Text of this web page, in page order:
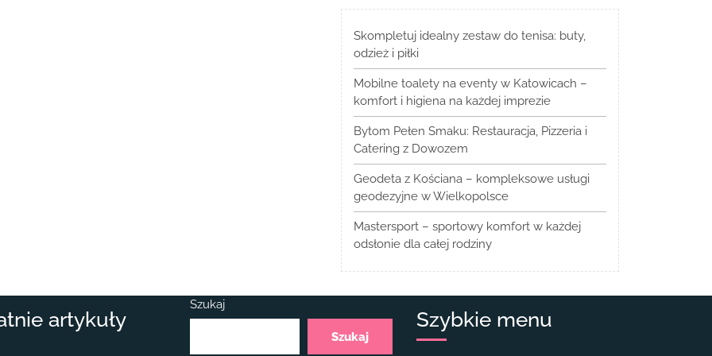
Skompletuj idealny zestaw do tenisa: buty,
odzież i piłki
Mobilne toalety na eventy w Katowicach –
komfort i higiena na każdej imprezie
Bytom Pełen Smaku: Restauracja, Pizzeria i
Catering z Dowozem
Geodeta z Kościana – kompleksowe usługi
geodezyjne w Wielkopolsce
Mastersport – sportowy komfort w każdej
odsłonie dla całej rodziny
artykuły
Szukaj
Szukaj
Szybkie menu